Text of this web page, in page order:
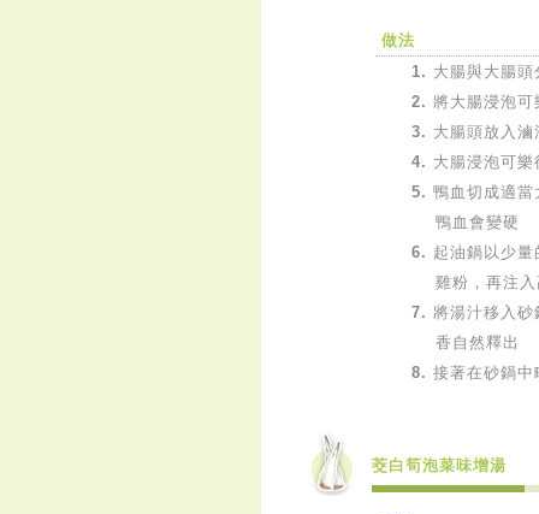
做法
1. 大腸與大腸
2. 將大腸浸泡
3. 大腸頭放入
4. 大腸浸泡可
5. 鴨血切成適
鴨血會變硬
6. 起油鍋以少
雞粉，再注入
7. 將湯汁移入
香自然釋出
8. 接著在砂鍋
茭白筍泡菜味增湯